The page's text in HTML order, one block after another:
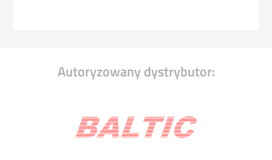
Autoryzowany dystrybutor: